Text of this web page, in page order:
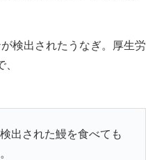
検出されたうなぎ。厚生労
出された鰻を食べても